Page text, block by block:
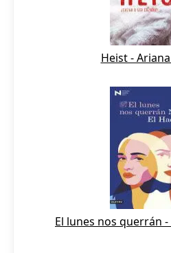
Heist -
El lunes nos querrán